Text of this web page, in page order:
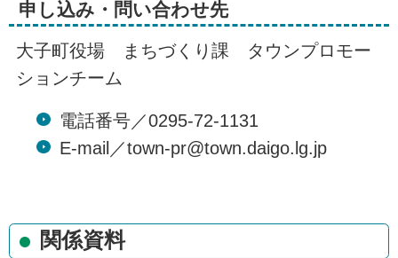
申し込み・問い合わせ先
大子町役場 まちづくり課 タウンプロモー
ションチーム
電話番号／0295-72-1131
E-mail／town-pr@town.daigo.lg.jp
関係資料